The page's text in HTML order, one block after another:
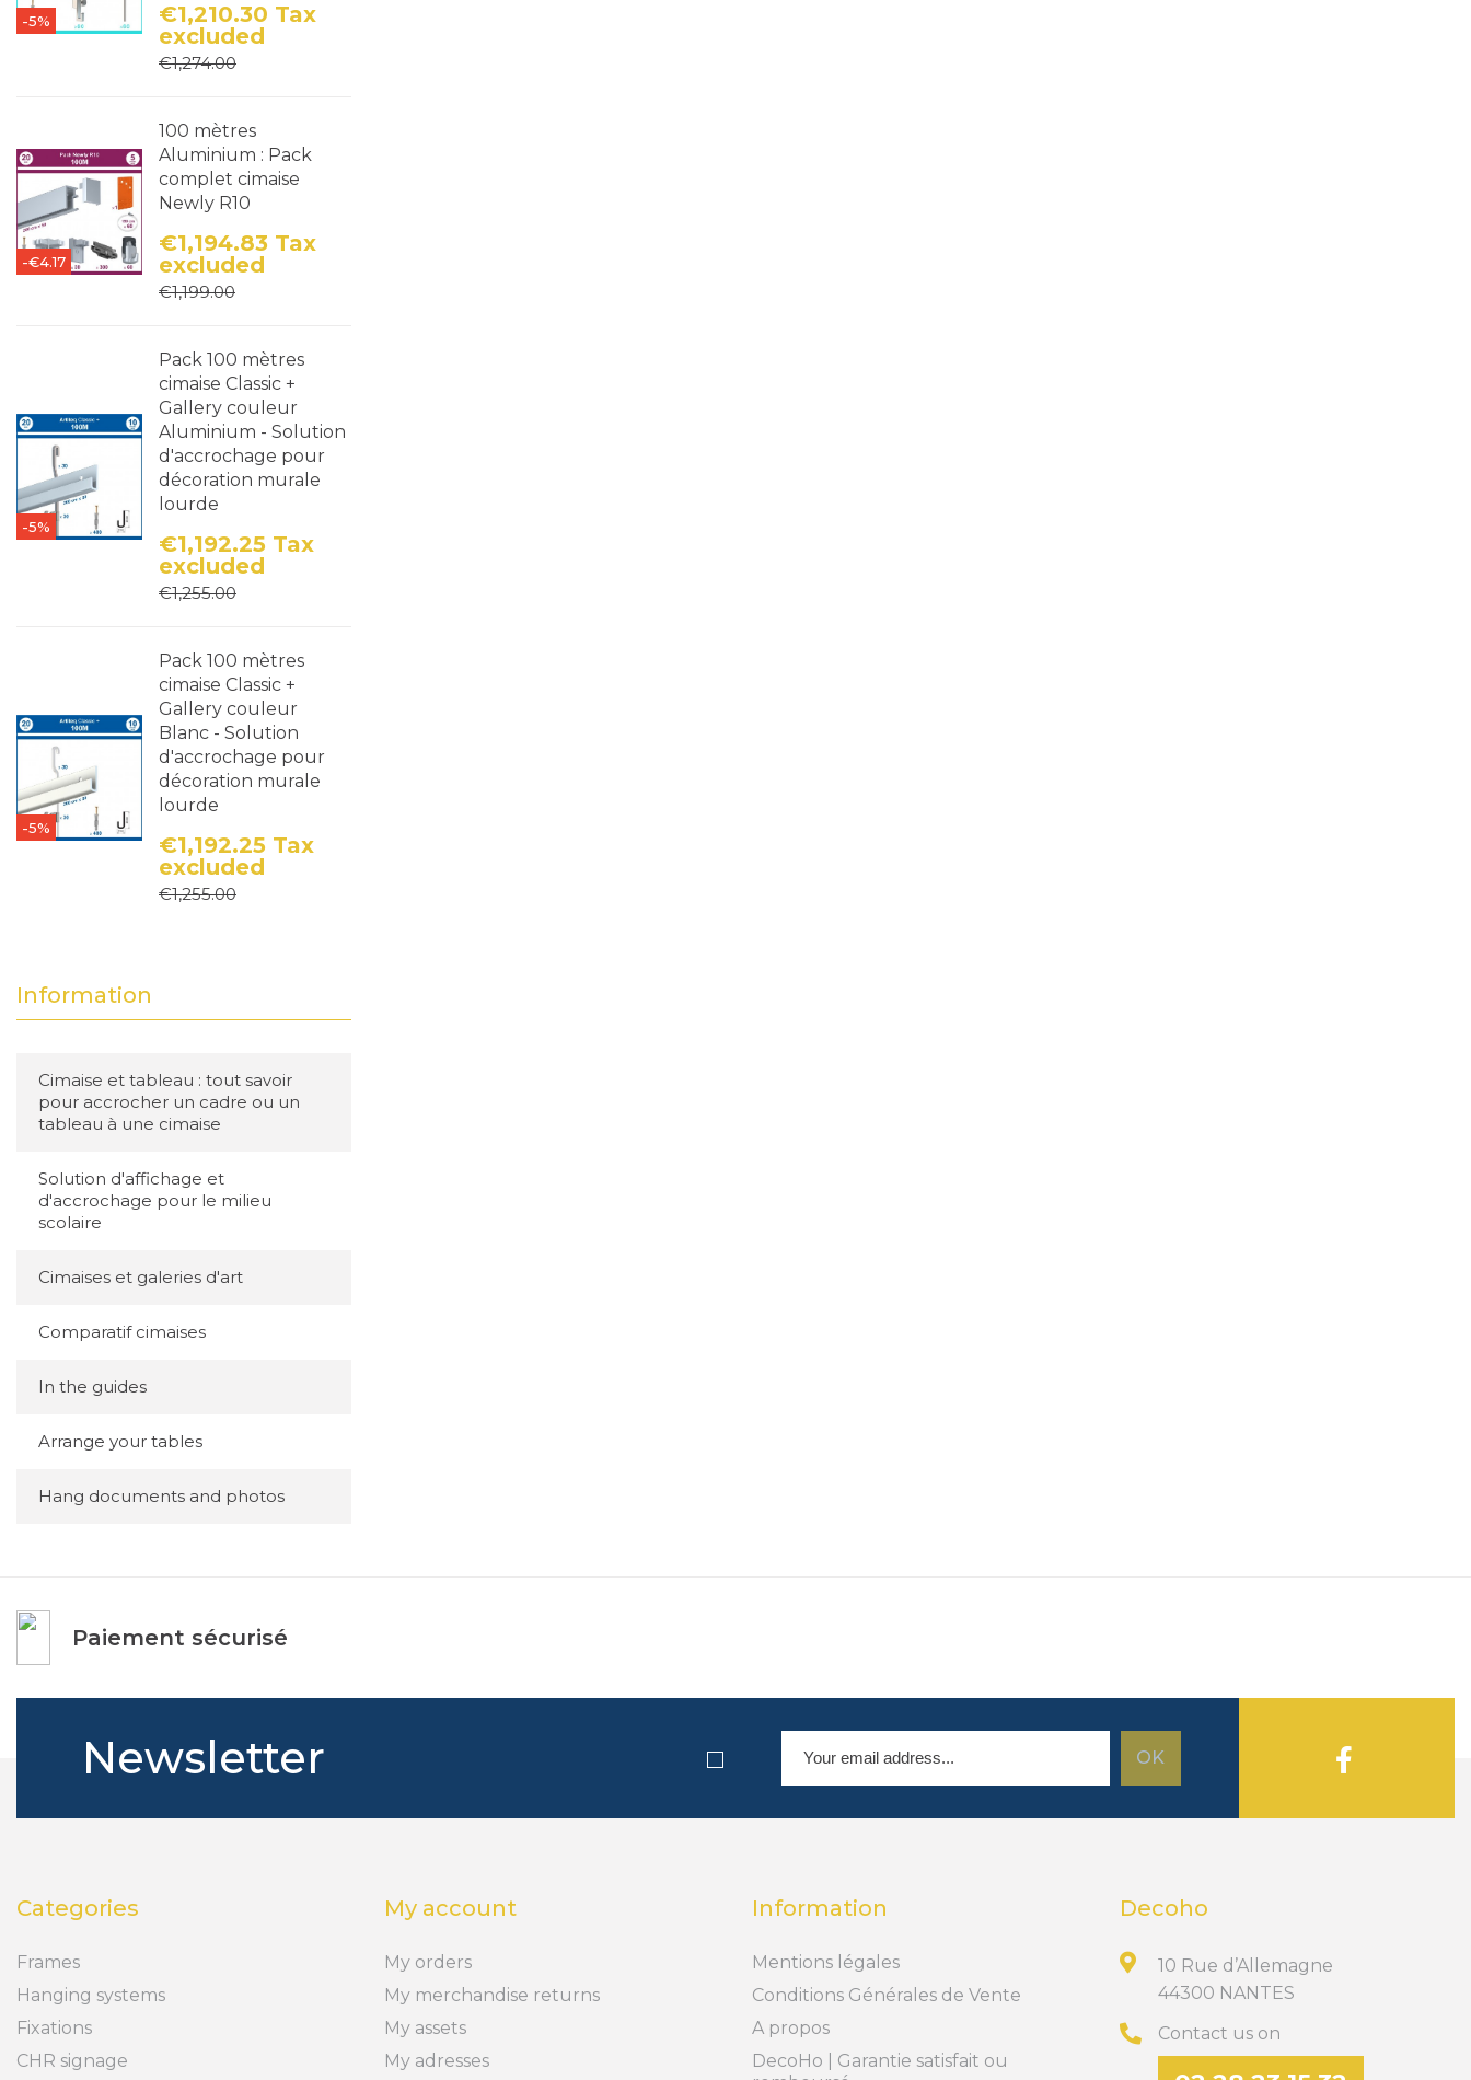
-5%
Price
€1,210.30 Tax
excluded
Regular price
€1,274.00
-€4.17
100 mètres
Aluminium : Pack
complet cimaise
Newly R10
Price
€1,194.83 Tax
excluded
Regular price
€1,199.00
-5%
Pack 100 mètres
cimaise Classic +
Gallery couleur
Aluminium - Solution
d'accrochage pour
décoration murale
lourde
Price
€1,192.25 Tax
excluded
Regular price
€1,255.00
-5%
Pack 100 mètres
cimaise Classic +
Gallery couleur
Blanc - Solution
d'accrochage pour
décoration murale
lourde
Price
€1,192.25 Tax
excluded
Regular price
€1,255.00
Information
Cimaise et tableau : tout savoir
pour accrocher un cadre ou un
tableau à une cimaise
Solution d'affichage et
d'accrochage pour le milieu
scolaire
Cimaises et galeries d'art
Comparatif cimaises
In the guides
Arrange your tables
Hang documents and photos
Paiement sécurisé
Newsletter
Categories
Frames
Hanging systems
Fixations
CHR signage
My account
My orders
My merchandise returns
My assets
My adresses
Information
Mentions légales
Conditions Générales de Vente
A propos
DecoHo | Garantie satisfait ou
Decoho
10 Rue d’Allemagne
44300 NANTES
Contact us on